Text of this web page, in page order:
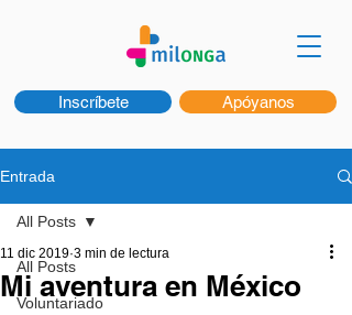
Inscríbete Apóyanos
Entrada
All Posts
Voluntariado
All Posts
Mi aventura en México
11 dic 2019 3 min de lectura